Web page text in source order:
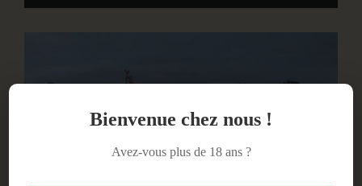
BOUTIQUE
Bienvenue chez nous !
Avez-vous plus de 18 ans ?